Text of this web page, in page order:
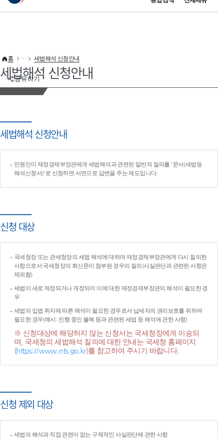
이 누리집은 대한민국 공식 전자정부 누리집입니다.
공유하기
홈 세법해석 신청안내
세법해석 신청안내
세법해석 신청안내
민원인이 재정경제부장관에게 세법해석과 관련된 일반적 질의를 '문서(세법등
해석신청서)'로 신청하면 서면으로 답변을 주는 제도입니다.
신청 대상
국세청장 또는 관세청장의 세법 해석에 대하여 재정경제부장관에게 다시 질의한
사항으로서 국세청장의 회신문이 첨부된 경우의 질의(사실판단과 관련된 사항은
제외함)
세법이 새로 제정되거나 개정되어 이에 대한 재정경제부장관의 해석이 필요한 경
우
세법의 입법 취지에 따른 해석이 필요한 경우로서 납세자의 권리보호를 위하여
필요한 경우(예시: 진행 중인 불복 등과 관련된 세법 등 해석에 관한 사항)
※ 신청대상에 해당하지 않는 신청서는 국세청장에게 이송되
며, 국세청의 세법해석 질의에 대한 안내는 국세청 홈페이지
(https://www.nts.go.kr)를 참고하여 주시기 바랍니다.
신청 제외 대상
세법의 해석과 직접 관련이 없는 구체적인 사실판단에 관한 사항